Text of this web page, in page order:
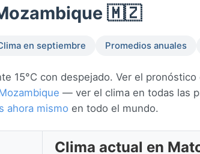
🇲🇿
en septiembre Promedios anuales
15°C con despejado. Ver el
— ver el clima en todas las
ahora mismo en todo el mundo.
Clima actual en